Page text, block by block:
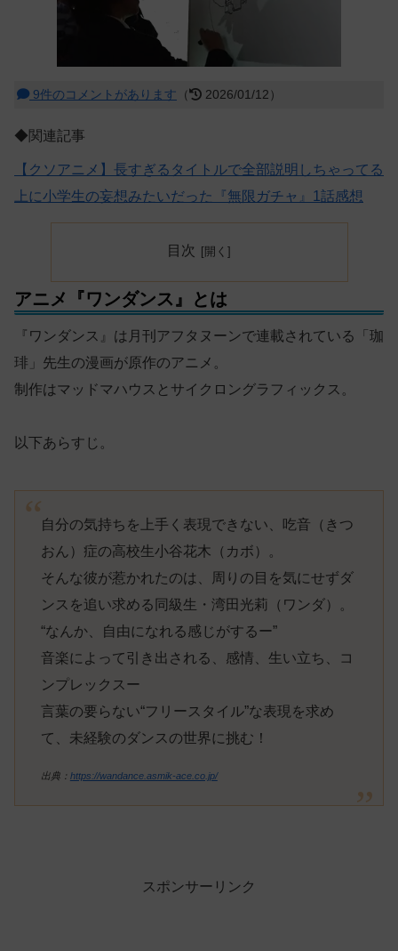
9件のコメントがあります （ 2026/01/12）
◆関連記事
【クソアニメ】長すぎるタイトルで全部説明しちゃってる
上に小学生の妄想みたいだった『無限ガチャ』1話感想
目次
アニメ『ワンダンス』とは
『ワンダンス』は月刊アフタヌーンで連載されている「珈
琲」先生の漫画が原作のアニメ。
制作はマッドマハウスとサイクロングラフィックス。
以下あらすじ。
自分の気持ちを上手く表現できない、吃音（きつ
おん）症の高校生小谷花木（カボ）。
そんな彼が惹かれたのは、周りの目を気にせずダ
ンスを追い求める同級生・湾田光莉（ワンダ）。
“なんか、自由になれる感じがするー”
音楽によって引き出される、感情、生い立ち、コ
ンプレックスー
言葉の要らない“フリースタイル”な表現を求め
て、未経験のダンスの世界に挑む！
出典： https://wandance.asmik-ace.co.jp/
スポンサーリンク